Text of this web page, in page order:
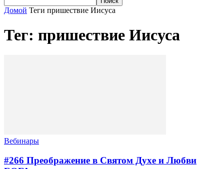
Домой Теги пришествие Иисуса
Тег: пришествие Иисуса
Вебинары
#266 Преображение в Святом Духе и Любви